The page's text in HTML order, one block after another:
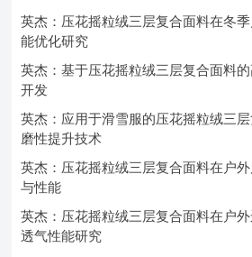
英杰：压花摇粒绒三层复合面料在冬
能优化研究
英杰：基于压花摇粒绒三层复合面料
开发
英杰：应用于滑雪服的压花摇粒绒三
磨性提升技术
英杰：压花摇粒绒三层复合面料在户
与性能
英杰：压花摇粒绒三层复合面料在户
透气性能研究